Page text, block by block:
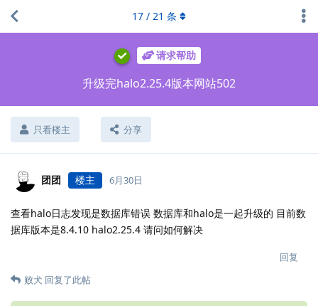
请求帮助
升级完halo2.25.4版本网站502
只看楼主 分享
17 / 21 条
团团 楼主 6月30日
查看halo日志发现是数据库错误 数据库和halo是一起升级的 目前数
据库版本是8.4.10 halo2.25.4 请问如何解决
回复
败犬 回复了此帖